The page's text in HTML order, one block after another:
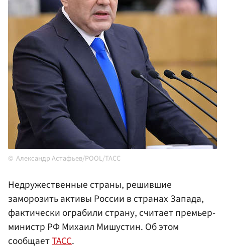
Александр Астафьев/POOL/ТАСС
Недружественные страны, решившие
заморозить активы России в странах Запада,
фактически ограбили страну, считает премьер-
министр РФ Михаил Мишустин. Об этом
сообщаетТАСС.